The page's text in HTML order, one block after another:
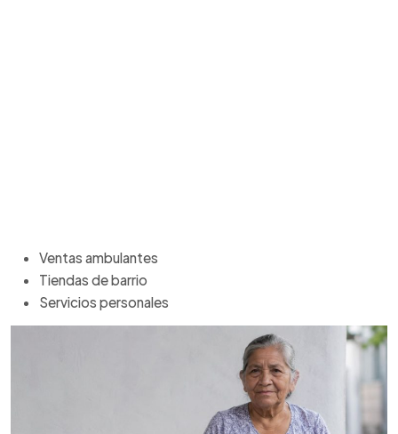
Ventas ambulantes
Tiendas de barrio
Servicios personales